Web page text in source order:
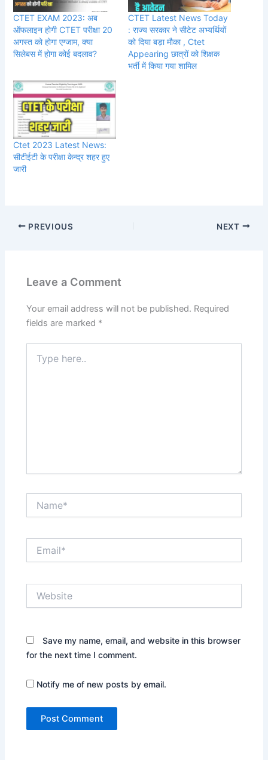
CTET EXAM 2023: अब
ऑफलाइन होगी CTET परीक्षा 20
अगस्त को होगा एग्जाम, क्या
सिलेबस में होगा कोई बदलाव?
CTET Latest News Today
: राज्य सरकार ने सीटेट अभ्यर्थियों
को दिया बड़ा मौका , Ctet
Appearing छात्रों को शिक्षक
भर्ती में किया गया शामिल
Ctet 2023 Latest News:
सीटीईटी के परीक्षा केन्द्र शहर हुए
जारी
PREVIOUS NEXT
Leave a Comment
Your email address will not be published. Required
fields are marked *
here..
Save my name, email, and website in this browser
for the next time I comment.
Notify me of new posts by email.